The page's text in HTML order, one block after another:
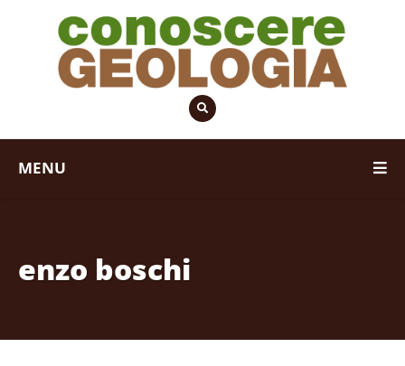
MENU
enzo boschi